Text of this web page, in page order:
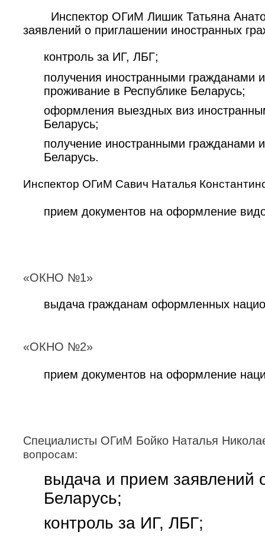
Инспектор ОГиМЛишик Татьяна
заявлений о приглашении иностранных
контроль за ИГ, ЛБГ;
получения иностранными гражданами
проживание в Республике Беларусь;
оформления выездных виз
Беларусь;
получение иностранными гражданами
Беларусь.
Инспектор ОГиМ Савич Наталья
прием документов на оформление
«ОКНО №1»
выдача гражданам оформленных
«ОКНО №2»
прием документов на оформление
Специалисты ОГиМ Бойко Наталья
вопросам:
выдача и прием заявлений
Беларусь;
контроль за ИГ, ЛБГ;